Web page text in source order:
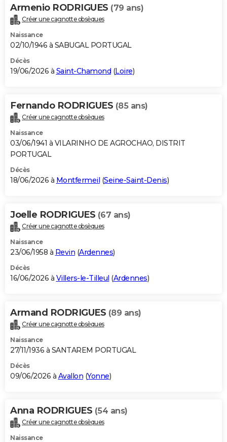
Armenio RODRIGUES (79 ans)
Créer une cagnotte obsèques
Naissance
02/10/1946 à SABUGAL PORTUGAL
Décès
19/06/2026 à Saint-Chamond (Loire)
Fernando RODRIGUES (85 ans)
Créer une cagnotte obsèques
Naissance
03/06/1941 à VILARINHO DE AGROCHAO, DISTRIT
PORTUGAL
Décès
18/06/2026 à Montfermeil (Seine-Saint-Denis)
Joelle RODRIGUES (67 ans)
Créer une cagnotte obsèques
Naissance
23/06/1958 à Revin (Ardennes)
Décès
16/06/2026 à Villers-le-Tilleul (Ardennes)
Armand RODRIGUES (89 ans)
Créer une cagnotte obsèques
Naissance
27/11/1936 à SANTAREM PORTUGAL
Décès
09/06/2026 à Avallon (Yonne)
Anna RODRIGUES (54 ans)
Créer une cagnotte obsèques
Naissance